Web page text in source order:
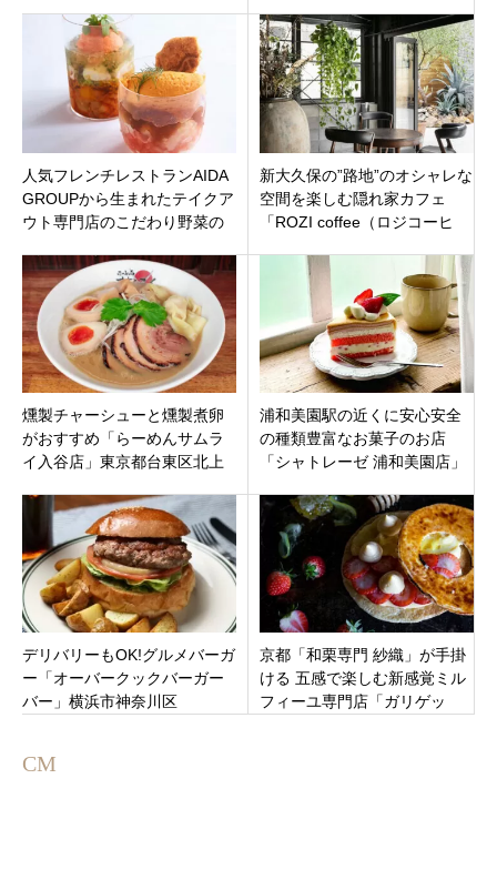
人気フレンチレストランAIDA
GROUPから生まれたテイクア
ウト専門店のこだわり野菜の
渋谷区 恵比寿
新大久保の”路地”のオシャレな
空間を楽しむ隠れ家カフェ
「ROZI coffee（ロジコーヒ
燻製チャーシューと燻製煮卵
がおすすめ「らーめんサムラ
イ入谷店」東京都台東区北上
浦和美園駅の近くに安心安全
の種類豊富なお菓子のお店
「シャトレーゼ 浦和美園店」
デリバリーもOK!グルメバーガ
ー「オーバークックバーガー
バー」横浜市神奈川区
京都「和栗専門 紗織」が手掛
ける 五感で楽しむ新感覚ミル
フィーユ専門店「ガリゲッ
CM